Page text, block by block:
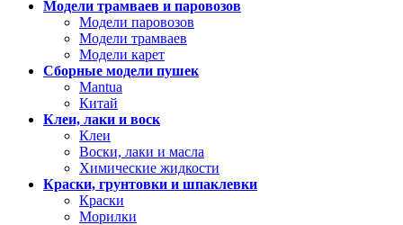
Модели трамваев и паровозов
Модели паровозов
Модели трамваев
Модели карет
Сборные модели пушек
Mantua
Китай
Клеи, лаки и воск
Клеи
Воски, лаки и масла
Химические жидкости
Краски, грунтовки и шпаклевки
Краски
Морилки